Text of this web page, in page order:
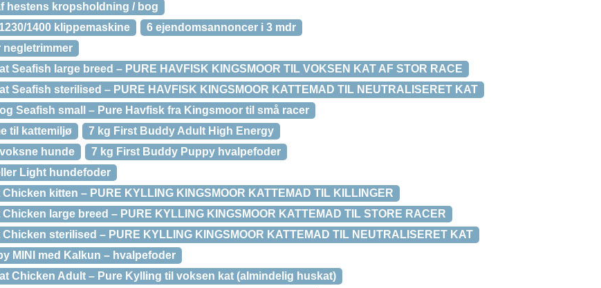
hestens kropsholdning / bog
1400 klippemaskine
6 ejendomsannoncer i 3 mdr
negletrimmer
Seafish large breed – PURE HAVFISK KINGSMOOR TIL VOKSEN KAT AF STOR RACE
Seafish sterilised – PURE HAVFISK KINGSMOOR KATTEMAD TIL NEUTRALISERET KAT
Seafish small – Pure Havfisk fra Kingsmoor til små racer
til kattemiljø
7 kg First Buddy Adult High Energy
hunde
7 kg First Buddy Puppy hvalpefoder
Light hundefoder
kitten – PURE KYLLING KINGSMOOR KATTEMAD TIL KILLINGER
large breed – PURE KYLLING KINGSMOOR KATTEMAD TIL STORE RACER
sterilised – PURE KYLLING KINGSMOOR KATTEMAD TIL NEUTRALISERET KAT
MINI med Kalkun – hvalpefoder
Chicken Adult – Pure Kylling til voksen kat (almindelig huskat)